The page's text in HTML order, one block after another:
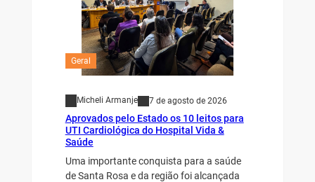
Geral
Micheli Armanje 7 de agosto de 2026
Aprovados pelo Estado os 10 leitos para
UTI Cardiológica do Hospital Vida &
Saúde
Uma importante conquista para a saúde
de Santa Rosa e da região foi alcançada